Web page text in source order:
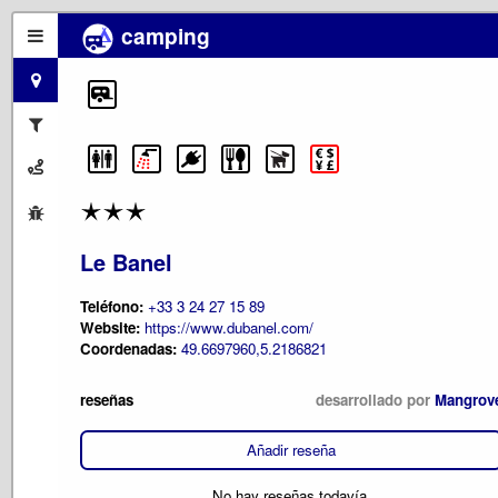
camping
Le Banel
Teléfono: +33 3 24 27 15 89
Website: https://www.dubanel.com/
Coordenadas: 49.6697960,5.2186821
reseñas desarrollado por
Añadir reseña